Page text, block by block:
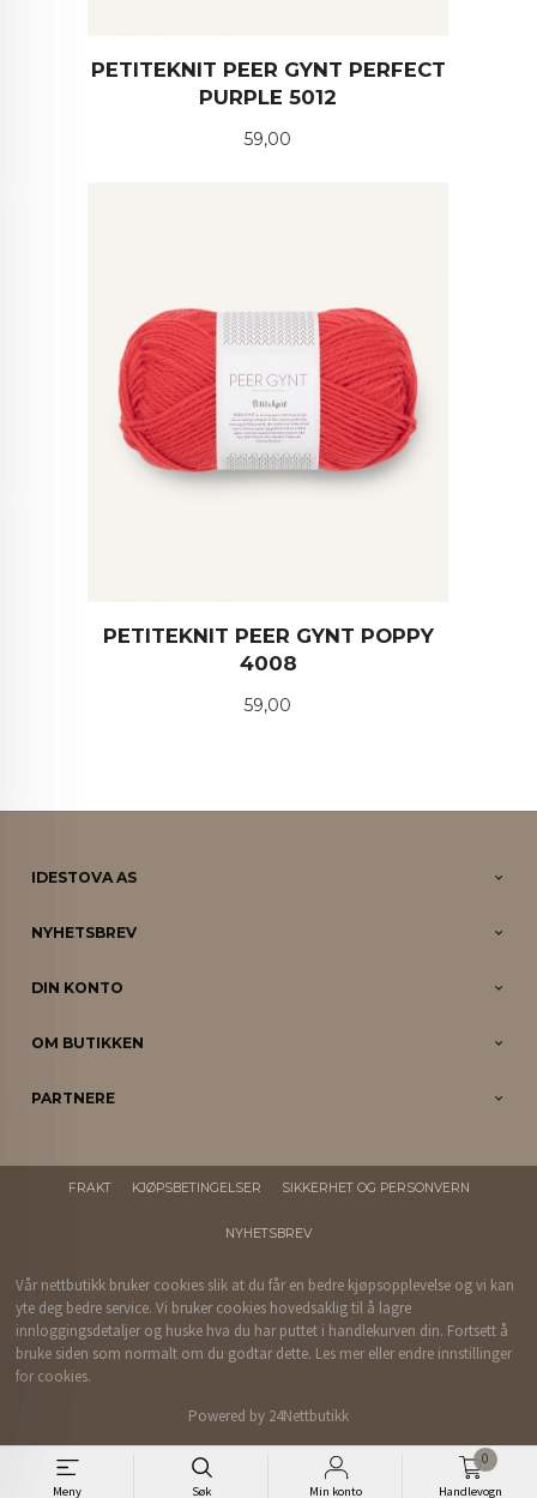
Meny Søk Min konto Handlevogn
0
PETITEKNIT PEER GYNT PERFECT
PURPLE 5012
Pris
59,00
PETITEKNIT PEER GYNT POPPY
4008
Pris
59,00
IDESTOVA AS
NYHETSBREV
DIN KONTO
OM BUTIKKEN
PARTNERE
FRAKT KJØPSBETINGELSER SIKKERHET OG PERSONVERN
NYHETSBREV
Vår nettbutikk bruker cookies slik at du får en bedre kjøpsopplevelse og vi kan
yte deg bedre service. Vi bruker cookies hovedsaklig til å lagre
innloggingsdetaljer og huske hva du har puttet i handlekurven din. Fortsett å
bruke siden som normalt om du godtar dette. Les mer eller endre innstillinger
for cookies.
Powered by 24Nettbutikk